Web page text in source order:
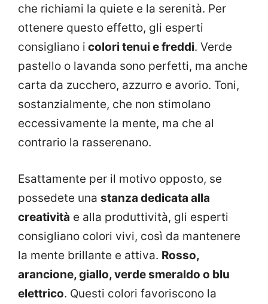
che richiami la quiete e la serenità. Per
ottenere questo effetto, gli esperti
consigliano i colori tenui e freddi. Verde
pastello o lavanda sono perfetti, ma anche
carta da zucchero, azzurro e avorio. Toni,
sostanzialmente, che non stimolano
eccessivamente la mente, ma che al
contrario la rasserenano.
Esattamente per il motivo opposto, se
possedete una stanza dedicata alla
creatività e alla produttività, gli esperti
consigliano colori vivi, così da mantenere
la mente brillante e attiva. Rosso,
arancione, giallo, verde smeraldo o blu
elettrico. Questi colori favoriscono la